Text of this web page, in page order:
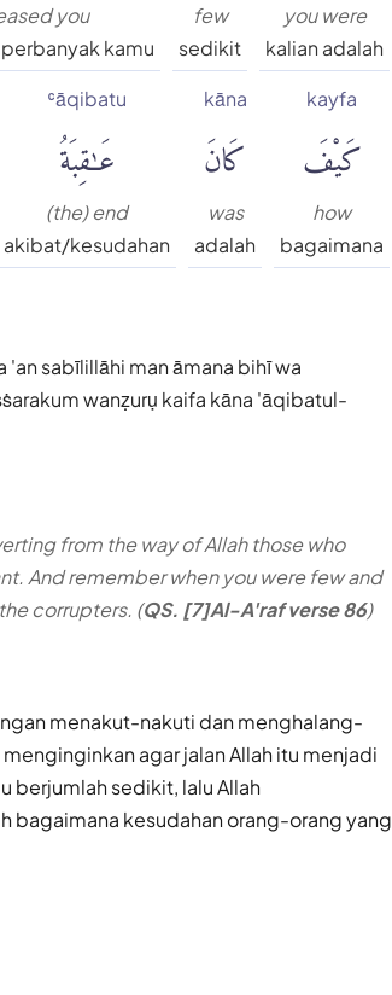
you were
kalian adalah
few
sedikit
you
kamu
kayfa
كَيْفَ
how
bagaimana
kāna
كَانَ
was
adalah
ʿāqibatu
عَٰقِبَةُ
(the) end
akibat/kesudahan
sabīlillāhi man āmana bihī wa
wanẓurụ kaifa kāna 'āqibatul-
from the way of Allah those who
And remember when you were few and
corrupters. (QS. [7]Al-A'raf verse 86)
menakut-nakuti dan menghalang-
agar jalan Allah itu menjadi
berjumlah sedikit, lalu Allah
bagaimana kesudahan orang-orang yang